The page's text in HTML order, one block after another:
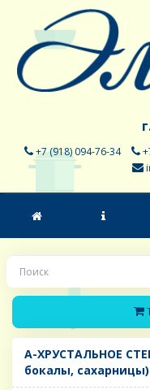
+7 (918) 094-76-34
A-ХРУСТАЛЬНОЕ
бокалы, сахарницы)